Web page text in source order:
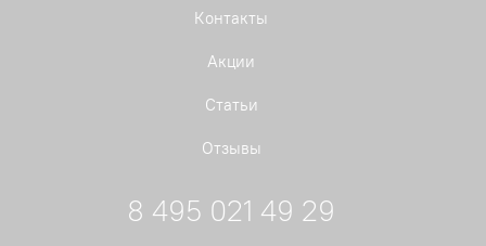
Контакты
Акции
Статьи
Отзывы
8 495 021 49 29